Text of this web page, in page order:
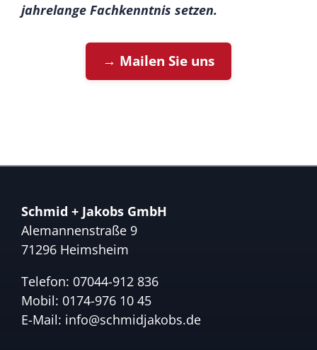
jahrelange Fachkenntnis setzen.
→ Mailen Sie uns
Schmid + Jakobs GmbH
Alemannenstraße 9
71296 Heimsheim
Telefon: 07044-912 836
Mobil: 0174-976 10 45
E-Mail: info@schmidjakobs.de